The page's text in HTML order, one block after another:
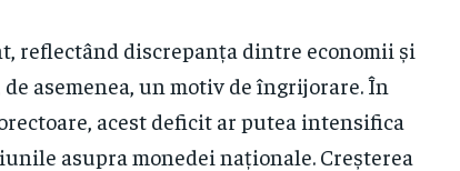
reflectând discrepanța dintre economii și
asemenea, un motiv de îngrijorare. În
acest deficit ar putea intensifica
asupra monedei naționale. Creșterea